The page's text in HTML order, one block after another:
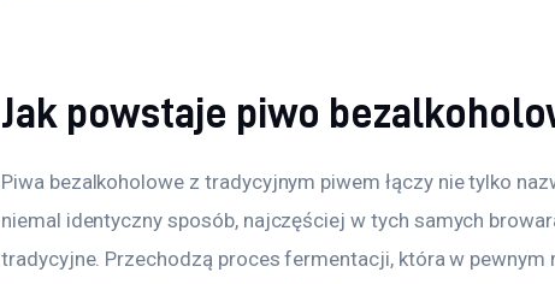
Jak powstaje piwo
Piwa bezalkoholowe z tradycyjnym piwem łączy nie tylko
niemal identyczny sposób, najczęściej w tych samych
tradycyjne. Przechodzą proces fermentacji, która w pewnym